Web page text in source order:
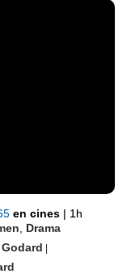
en cines | 1h
Drama
|